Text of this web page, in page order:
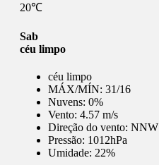
20℃
Sab
céu limpo
céu limpo
MÁX/MÍN: 31/16
Nuvens: 0%
Vento: 4.57 m/s
Direção do vento: NNW
Pressão: 1012hPa
Umidade: 22%